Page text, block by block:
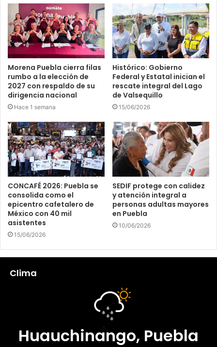
Morena Puebla cierra filas
rumbo a la elección de
2027 con respaldo de su
dirigencia nacional
Hace 1 semana
Histórico: Gobierno
Federal y Estatal inician el
rescate integral del Lago
de Valsequillo
15/06/2026
CONCAFÉ 2026: Puebla se
consolida como el
epicentro cafetalero de
México con 40 mil
asistentes
15/06/2026
SEDIF protege con calidez
y atención integral a
personas adultas mayores
en Puebla
10/06/2026
Clima
Huauchinango, Puebla